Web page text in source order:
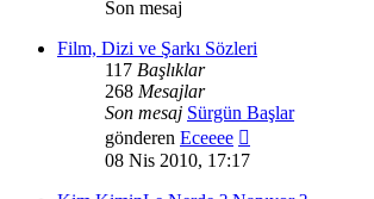
Son mesaj
Film, Dizi ve Şarkı Sözleri
117 Başlıklar
268 Mesajlar
Son mesaj Sürgün Başlar
gönderen Eceeee
mesajı
08 Nis 2010, 17:17